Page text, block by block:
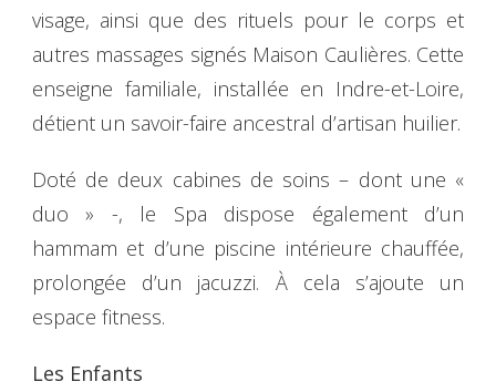
visage, ainsi que des rituels pour le corps et
autres massages signés Maison Caulières. Cette
enseigne familiale, installée en Indre-et-Loire,
détient un savoir-faire ancestral d’artisan huilier.
Doté de deux cabines de soins – dont une «
duo » -, le Spa dispose également d’un
hammam et d’une piscine intérieure chauffée,
prolongée d’un jacuzzi. À cela s’ajoute un
espace fitness.
Les Enfants